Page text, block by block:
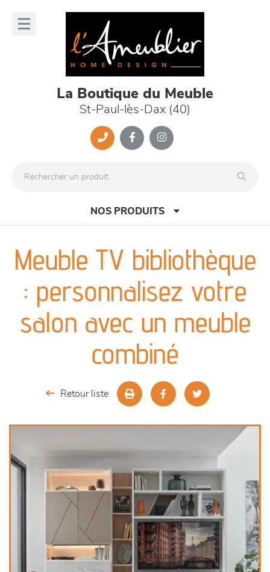
La Boutique du Meuble
St-Paul-lès-Dax (40)
NOS PRODUITS
canapés et fauteuils
séjours
Meuble TV bibliothèque
: personnalisez votre
salon avec un meuble
combiné
Retour liste